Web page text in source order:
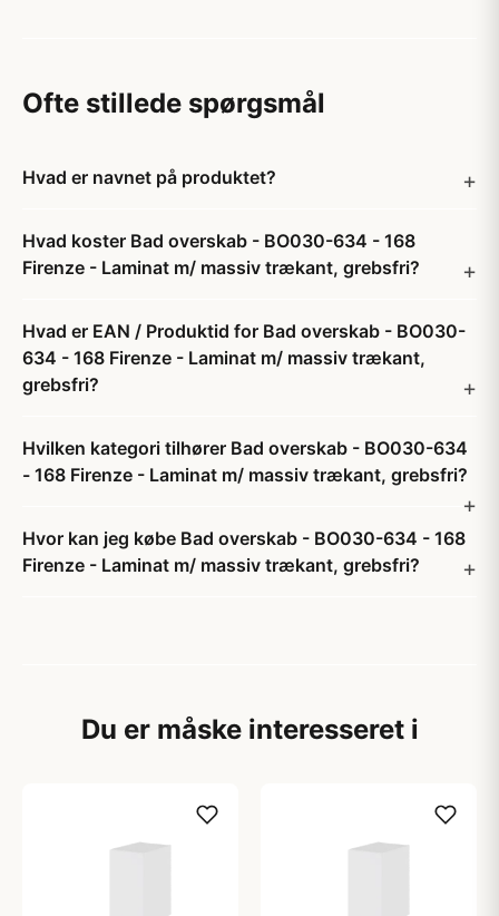
Ofte stillede spørgsmål
Hvad er navnet på produktet?
Hvad koster Bad overskab - BO030-634 - 168
Firenze - Laminat m/ massiv trækant, grebsfri?
Hvad er EAN / Produktid for Bad overskab - BO030-
634 - 168 Firenze - Laminat m/ massiv trækant,
grebsfri?
Hvilken kategori tilhører Bad overskab - BO030-634
- 168 Firenze - Laminat m/ massiv trækant, grebsfri?
Hvor kan jeg købe Bad overskab - BO030-634 - 168
Firenze - Laminat m/ massiv trækant, grebsfri?
Du er måske interesseret i